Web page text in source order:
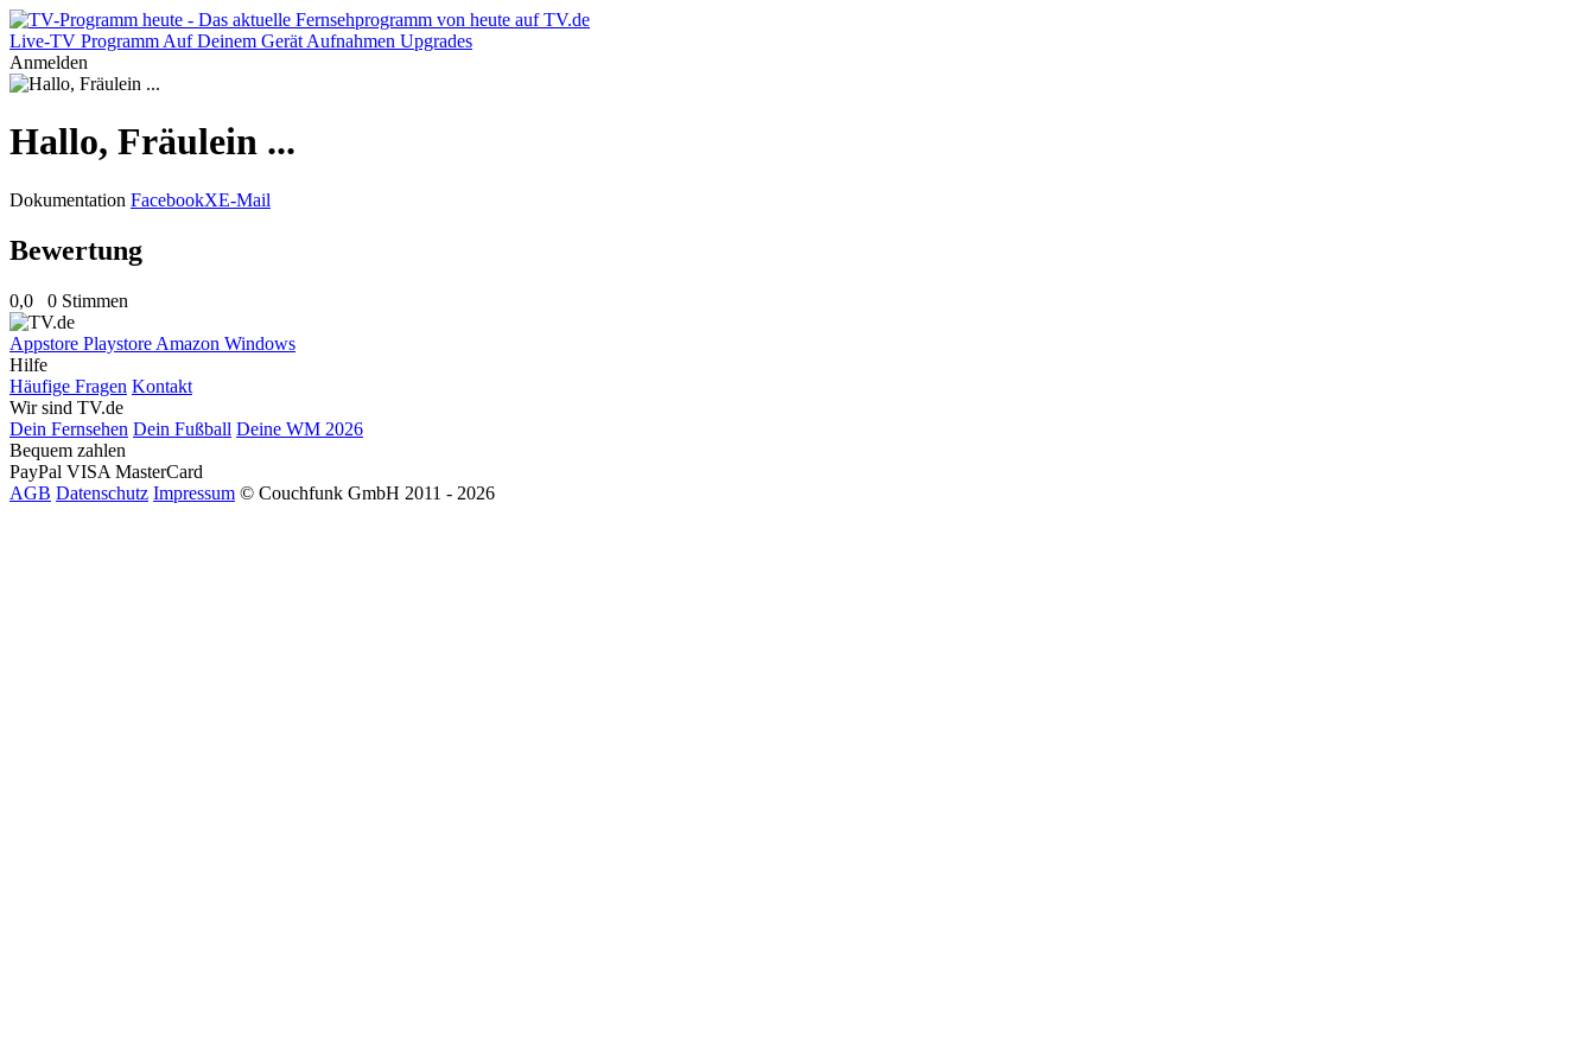
Live-TV Programm Auf Deinem Gerät Aufnahmen Upgrades
Anmelden
Hallo, Fräulein ...
Dokumentation FacebookXE-Mail
Bewertung
0,0 0 Stimmen
Appstore Playstore Amazon Windows
Hilfe
Häufige Fragen Kontakt
Wir sind TV.de
Dein Fernsehen Dein Fußball Deine WM 2026
Bequem zahlen
PayPal VISA MasterCard
AGB Datenschutz Impressum © Couchfunk GmbH 2011 - 2026